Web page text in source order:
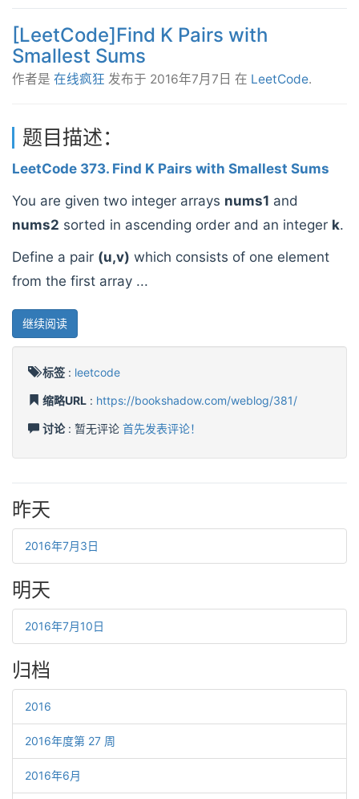
[LeetCode]Find K Pairs with
Smallest Sums
作者是 在线疯狂 发布于 2016年7月7日 在 LeetCode.
题目描述：
LeetCode 373. Find K Pairs with Smallest Sums
You are given two integer arrays nums1 and
nums2 sorted in ascending order and an integer k.
Define a pair (u,v) which consists of one element
from the first array ...
继续阅读
标签 : leetcode
缩略URL : https://bookshadow.com/weblog/381/
讨论: 暂无评论 首先发表评论！
昨天
2016年7月3日
明天
2016年7月10日
归档
2016
2016年度第 27 周
2016年6月